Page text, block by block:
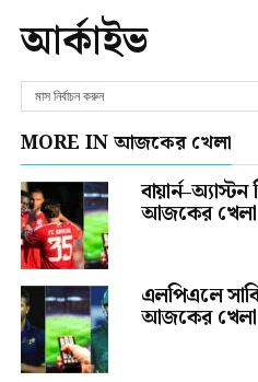
আর্কাইভ
MORE IN আজকের খেলা
আজকের
এলপিএলে
আজকের